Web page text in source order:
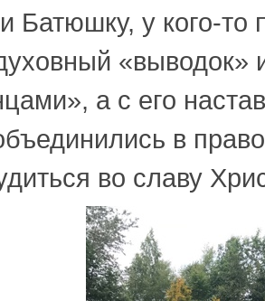
Батюшку, у кого-
а с его
в
во славу